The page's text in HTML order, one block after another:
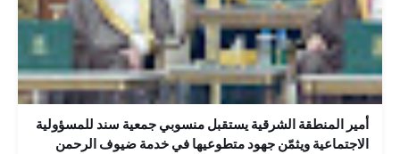
أمير المنطقة الشرقية يستقبل منسوبي جمعية سند للمسؤولية
الاجتماعية ويثمّن جهود متطوعيها في خدمة ضيوف الرحمن